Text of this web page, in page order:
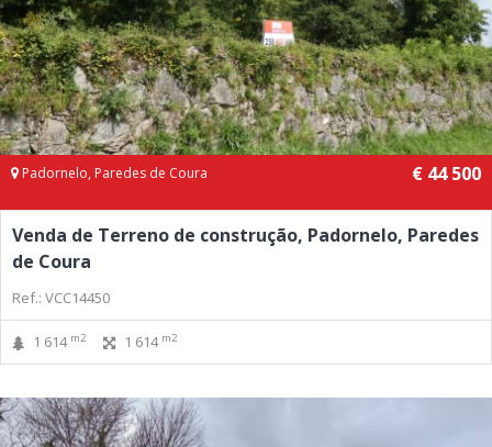
Padornelo, Paredes de Coura € 44 500
Venda de Terreno de construção, Padornelo, Paredes
de Coura
Ref.: VCC14450
1 614 m2 1 614 m2